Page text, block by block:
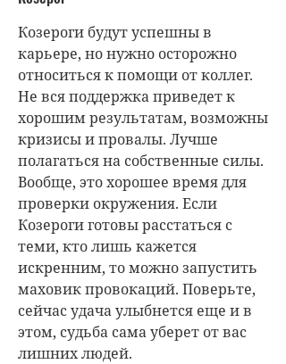
Козероги будут успешны в
карьере, но нужно осторожно
относиться к помощи от коллег.
Не вся поддержка приведет к
хорошим результатам, возможны
кризисы и провалы. Лучше
полагаться на собственные силы.
Вообще, это хорошее время для
проверки окружения. Если
Козероги готовы расстаться с
теми, кто лишь кажется
искренним, то можно запустить
маховик провокаций. Поверьте,
сейчас удача улыбнется еще и в
этом, судьба сама уберет от вас
лишних людей.